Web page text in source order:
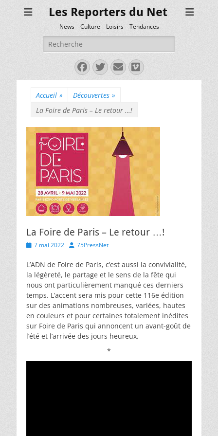
Les Reporters du Net
News – Culture – Loisirs – Tendances
Rechercher :
Facebook
Twitter
E-
mail
Vimeo
Accueil » Découvertes »
La Foire de Paris – Le retour …!
La Foire de Paris – Le retour …!
Posted
7 mai 2022 Author
75PressNet
L’ADN de Foire de Paris, c’est aussi la convivialité,
la légèreté, le partage et le sens de la fête qui
nous ont particulièrement manqué ces derniers
temps. L’accent sera mis pour cette 116e édition
sur des animations nombreuses, variées, hautes
en couleurs et pour certaines totalement inédites
sur Foire de Paris qui annoncent un avant-goût de
l’été et l’arrivée des jours heureux.
*